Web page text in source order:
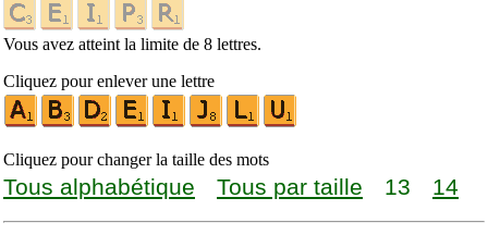
Vous avez atteint la limite de 8 lettres.
Cliquez pour enlever une lettre
Cliquez pour changer la taille des mots
Tous alphabétique Tous par taille 13 14